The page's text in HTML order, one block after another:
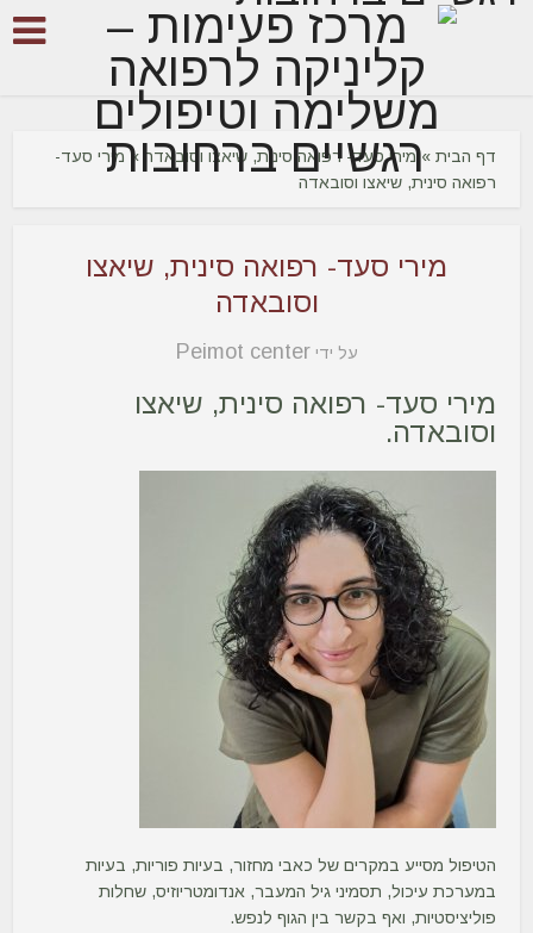
דף הבית »מירי סעד- רפואה סינית, שיאצו וסובאדה » מירי סעד-
רפואה סינית, שיאצו וסובאדה
מירי סעד- רפואה סינית, שיאצו
וסובאדה
על ידיPeimot center
מירי סעד- רפואה סינית, שיאצו
וסובאדה.
הטיפול מסייע במקרים של כאבי מחזור, בעיות פוריות, בעיות
במערכת עיכול, תסמיני גיל המעבר, אנדומטריוזיס, שחלות
פוליציסטיות, ואף בקשר בין הגוף לנפש.